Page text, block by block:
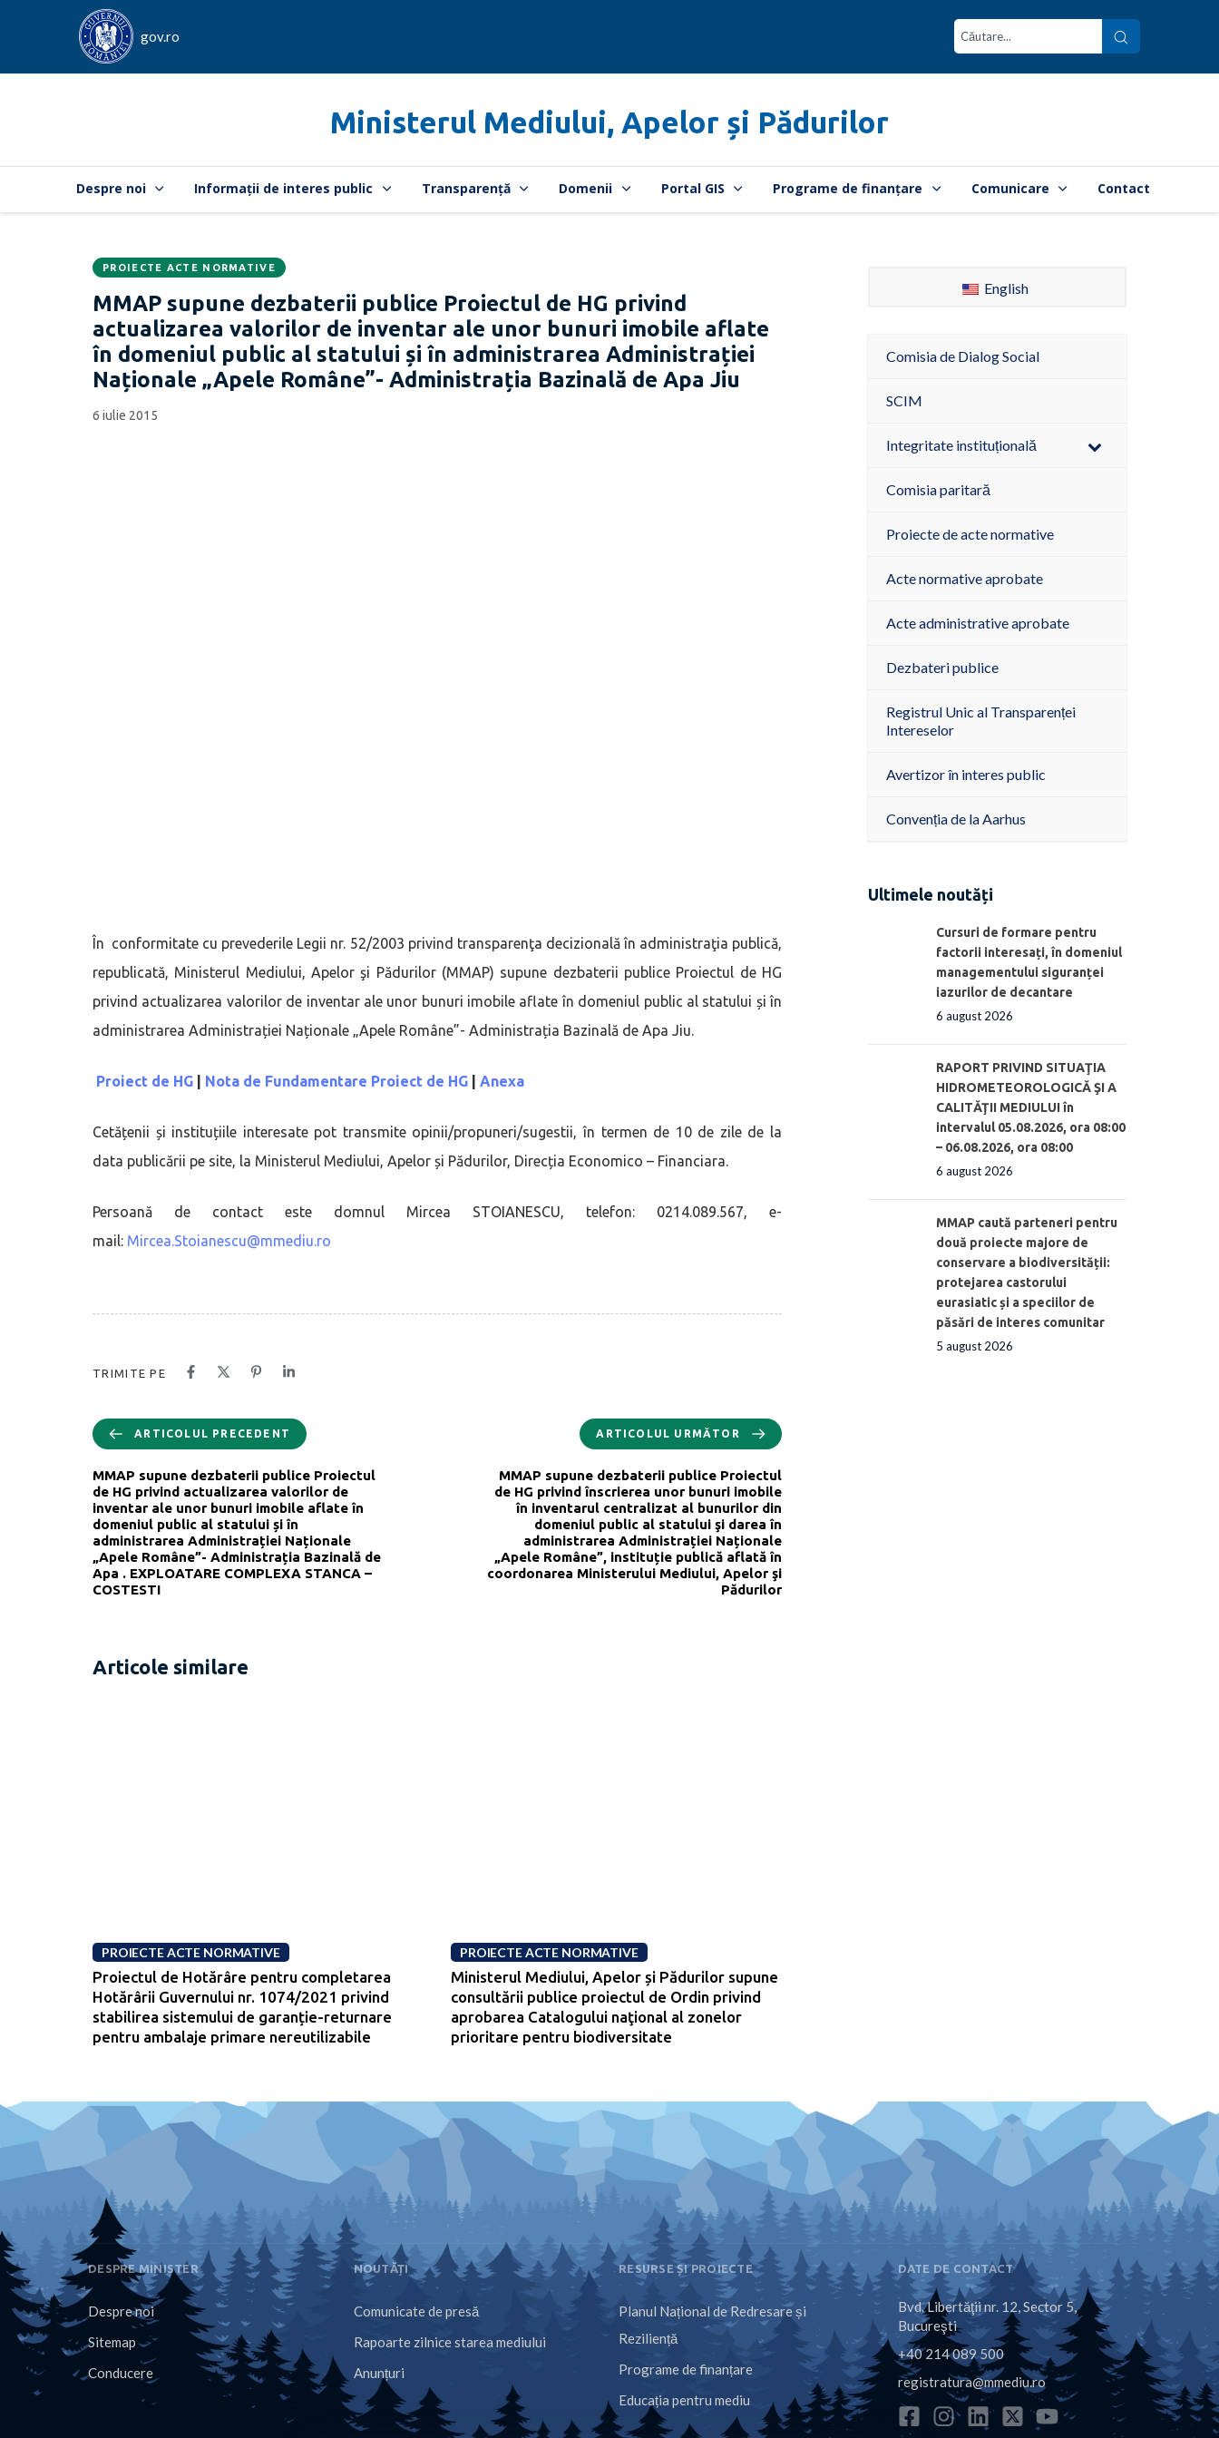
gov.ro
Ministerul Mediului, Apelor și Pădurilor
Despre noi Informații de interes public Transparență Domenii Portal GIS Programe de finanțare Comunicare Contact
CATEGORIA:
PROIECTE ACTE NORMATIVE
MMAP supune dezbaterii publice Proiectul de HG privind
actualizarea valorilor de inventar ale unor bunuri imobile aflate
în domeniul public al statului și în administrarea Administrației
Naționale „Apele Române”- Administrația Bazinală de Apa Jiu
Data
publicării:
6 iulie 2015
În conformitate cu prevederile Legii nr. 52/2003 privind transparenţa decizională în administraţia publică,
republicată, Ministerul Mediului, Apelor şi Pădurilor (MMAP) supune dezbaterii publice Proiectul de HG
privind actualizarea valorilor de inventar ale unor bunuri imobile aflate în domeniul public al statului și în
administrarea Administrației Naționale „Apele Române”- Administrația Bazinală de Apa Jiu.
Proiect de HG Nota de Fundamentare Proiect de HG Anexa
Cetățenii și instituțiile interesate pot transmite opinii/propuneri/sugestii, în termen de 10 de zile de la
data publicării pe site, la Ministerul Mediului, Apelor și Pădurilor, Direcția Economico – Financiara.
Persoană de contact este domnul Mircea STOIANESCU, telefon: 0214.089.567, e-
mail: Mircea.Stoianescu@mmediu.ro
TRIMITE PE
ARTICOLUL PRECEDENT
MMAP supune dezbaterii publice Proiectul
de HG privind actualizarea valorilor de
inventar ale unor bunuri imobile aflate în
domeniul public al statului și în
administrarea Administrației Naționale
„Apele Române”- Administrația Bazinală de
Apa . EXPLOATARE COMPLEXA STANCA –
COSTESTI
ARTICOLUL URMĂTOR
MMAP supune dezbaterii publice Proiectul
de HG privind înscrierea unor bunuri imobile
în inventarul centralizat al bunurilor din
domeniul public al statului şi darea în
administrarea Administrației Naționale
„Apele Române”, instituție publică aflată în
coordonarea Ministerului Mediului, Apelor şi
Pădurilor
Articole similare
PROIECTE ACTE NORMATIVE
Proiectul de Hotărâre pentru completarea
Hotărârii Guvernului nr. 1074/2021 privind
stabilirea sistemului de garanție-returnare
pentru ambalaje primare nereutilizabile
PROIECTE ACTE NORMATIVE
Ministerul Mediului, Apelor și Pădurilor supune
consultării publice proiectul de Ordin privind
aprobarea Catalogului naţional al zonelor
prioritare pentru biodiversitate
English
Comisia de Dialog Social
SCIM
Integritate instituțională
Comisia paritară
Proiecte de acte normative
Acte normative aprobate
Acte administrative aprobate
Dezbateri publice
Registrul Unic al Transparenței
Intereselor
Avertizor în interes public
Convenția de la Aarhus
Ultimele noutăți
Cursuri de formare pentru
factorii interesați, în domeniul
managementului siguranței
iazurilor de decantare
6 august 2026
RAPORT PRIVIND SITUAŢIA
HIDROMETEOROLOGICĂ ŞI A
CALITĂŢII MEDIULUI în
intervalul 05.08.2026, ora 08:00
– 06.08.2026, ora 08:00
6 august 2026
MMAP caută parteneri pentru
două proiecte majore de
conservare a biodiversității:
protejarea castorului
eurasiatic și a speciilor de
păsări de interes comunitar
5 august 2026
DESPRE MINISTER
Despre noi
Sitemap
Conducere
NOUTĂȚI
Comunicate de presă
Rapoarte zilnice starea mediului
Anunțuri
RESURSE ȘI PROIECTE
Planul Național de Redresare și
Reziliență
Programe de finanțare
Educația pentru mediu
DATE DE CONTACT
Bvd. Libertăţii nr. 12, Sector 5,
Bucureşti
+40 214 089 500
registratura@mmediu.ro